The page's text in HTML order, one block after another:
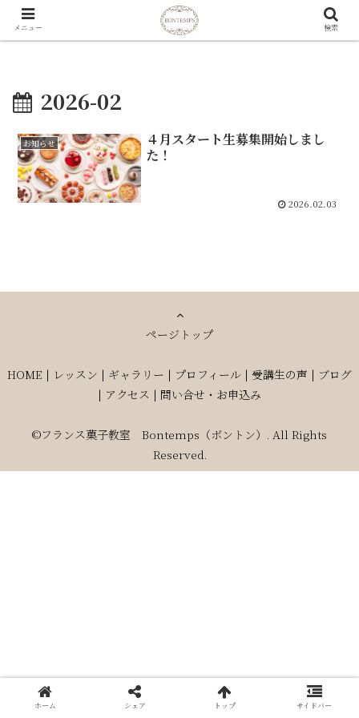
2026-02
お知らせ
４月スタート生募集開始しまし
た！
2026.02.03
ページトップ
HOME | レッスン | ギャラリー | プロフィール | 受講生の声 | ブログ
| アクセス | 問い合せ・お申込み
©フランス菓子教室 Bontemps（ボントン）. All Rights
Reserved.
メニュー 検索
ホーム シェア トップ サイドバー